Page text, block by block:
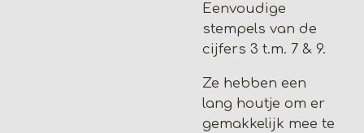
Eenvoudige
stempels van de
cijfers 3 t.m. 7 & 9.
Ze hebben een
lang houtje om er
gemakkelijk mee te